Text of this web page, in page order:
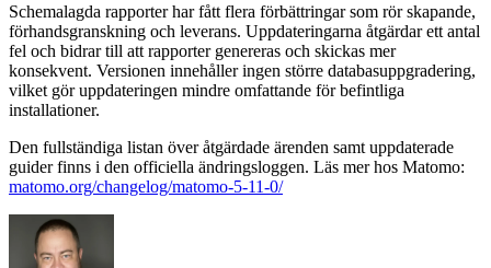
Schemalagda rapporter har fått flera förbättringar som rör skapande,
förhandsgranskning och leverans. Uppdateringarna åtgärdar ett antal
fel och bidrar till att rapporter genereras och skickas mer
konsekvent. Versionen innehåller ingen större databasuppgradering,
vilket gör uppdateringen mindre omfattande för befintliga
installationer.
Den fullständiga listan över åtgärdade ärenden samt uppdaterade
guider finns i den officiella ändringsloggen. Läs mer hos Matomo:
matomo.org/changelog/matomo-5-11-0/